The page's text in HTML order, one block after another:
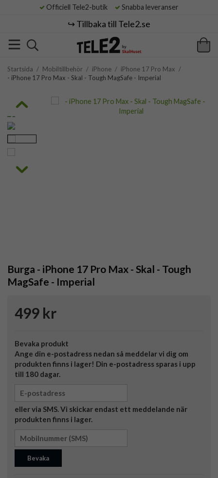
Officiell Tele2-butik Snabba leveranser
↪️ Tillbaka till Tele2.se
Startsida / Mobiltillbehör / iPhone / iPhone 17 Pro Max /
- iPhone 17 Pro Max - Skal - Tough MagSafe - Imperial
Burga - iPhone 17 Pro Max - Skal - Tough
MagSafe - Imperial
499 kr
Bevaka produkt
Ange din e-postadress nedan så meddelar vi dig om
produkten finns i lager! Din e-postadress sparas i upp
till 180 dagar.
eller via SMS. Vi skickar endast ett meddelande när
produkten finns i lager.
Bevaka